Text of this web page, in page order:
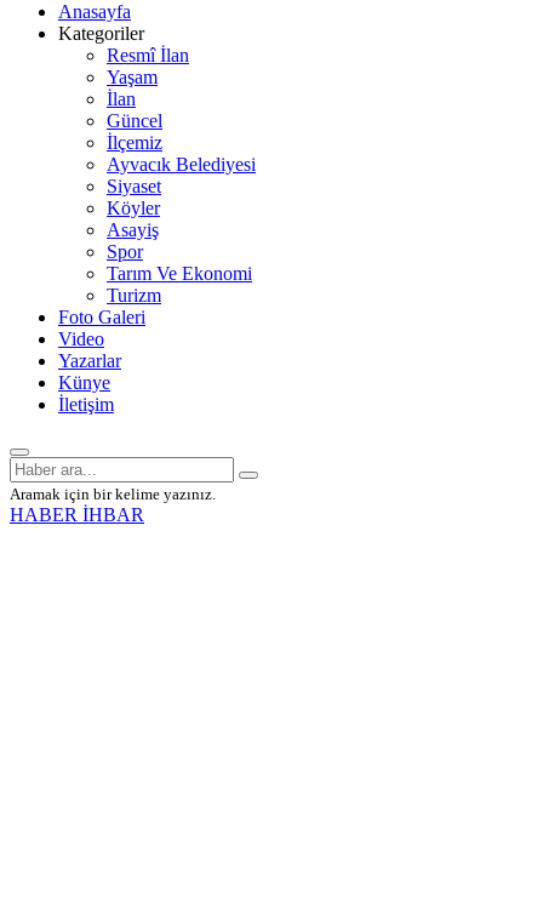
Anasayfa
Kategoriler
Resmî İlan
Yaşam
İlan
Güncel
İlçemiz
Ayvacık Belediyesi
Siyaset
Köyler
Asayiş
Spor
Tarım Ve Ekonomi
Turizm
Foto Galeri
Video
Yazarlar
Künye
İletişim
Aramak için bir kelime yazınız.
HABER İHBAR